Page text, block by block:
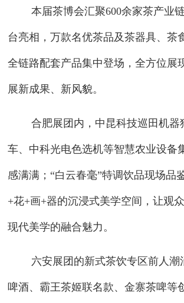
本届茶博会汇聚600余家茶产业
台亮相，万款名优茶品及茶器具、茶
全链路配套产品集中登场，全方位展
展新成果、新风貌。
合肥展团内，中昆科技巡田机器
车、中科光电色选机等智慧农业设备
感满满；“白云春毫”特调饮品现场品
+花+画+器的沉浸式美学空间，让观
现代美学的融合魅力。
六安展团的新式茶饮专区前人潮
啤酒、霸王茶姬联名款、金寨茶啤等